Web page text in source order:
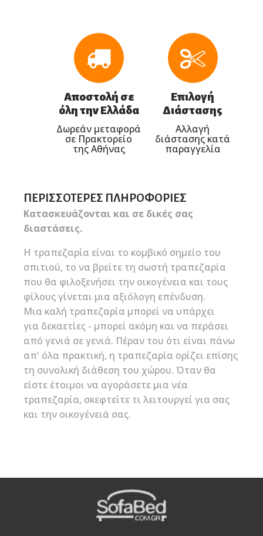
Αποστολή σε
όλη την Ελλάδα
Δωρεάν μεταφορά
σε Πρακτορείο
της Αθήνας
Επιλογή
Διάστασης
Αλλαγή
διάστασης κατά
παραγγελία
ΠΕΡΙΣΣΌΤΕΡΕΣ ΠΛΗΡΟΦΟΡΊΕΣ
Κατασκευάζονται και σε δικές σας
διαστάσεις.
Η τραπεζαρία είναι το κομβικό σημείο του
σπιτιού, το να βρείτε τη σωστή τραπεζαρία
που θα φιλοξενήσει την οικογένεια και τους
φίλους γίνεται μια αξιόλογη επένδυση.
Μια καλή τραπεζαρία μπορεί να υπάρχει
για δεκαετίες - μπορεί ακόμη και να περάσει
από γενιά σε γενιά. Πέραν του ότι είναι πάνω
απ' όλα πρακτική, η τραπεζαρία ορίζει επίσης
τη συνολική διάθεση του χώρου. Όταν θα
είστε έτοιμοι να αγοράσετε μια νέα
τραπεζαρία, σκεφτείτε τι λειτουργεί για σας
και την οικογένειά σας.